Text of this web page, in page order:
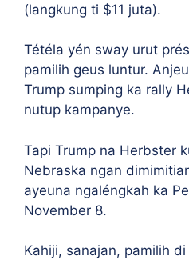
(langkung ti $11 juta).
Tétéla yén sway urut
pamilih geus luntur.
Trump sumping ka rally
nutup kampanye.
Tapi Trump na Herbster
Nebraska ngan
ayeuna ngaléngkah ka
November 8.
Kahiji, sanajan, pamilih